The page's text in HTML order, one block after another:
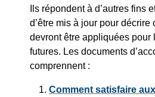
Ils répondent à d’autres fins
d’être mis à jour pour
devront être appliquées pour
futures. Les documents
comprennent :
Comment satisfaire